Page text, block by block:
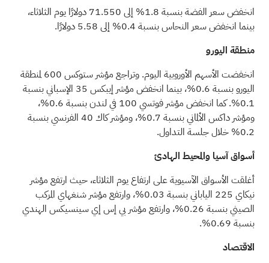
انخفض سعر الفضة بنسبة 1.8% إلى 71.550 دولارًا يوم الثلاثاء،
بينما انخفض سعر النحاس بنسبة 0.4% إلى 5.58 دولارًا.
منطقة اليورو
انخفضت الأسهم الأوروبية اليوم. وتراجع مؤشر ستوكس 600 لمنطقة
اليورو بنسبة 0.6%، بينما انخفض مؤشر إيبكس 35 الإسباني بنسبة
0.1%. كما انخفض مؤشر فوتسي 100 في لندن بنسبة 0.6%،
ومؤشر داكس الألماني بنسبة 0.7%، ومؤشر كاك 40 الفرنسي بنسبة
0.2% خلال جلسة التداول.
أسواق آسيا والمحيط الهادئ
أغلقت الأسواق الآسيوية على ارتفاع يوم الثلاثاء، حيث ارتفع مؤشر
نيكاي 225 الياباني بنسبة 0.03%، وارتفع مؤشر شنغهاي المركب
الصيني بنسبة 0.26%، وارتفع مؤشر بي إس إي سينسيكس الهندي
بنسبة 0.69%.
الاقتصاد